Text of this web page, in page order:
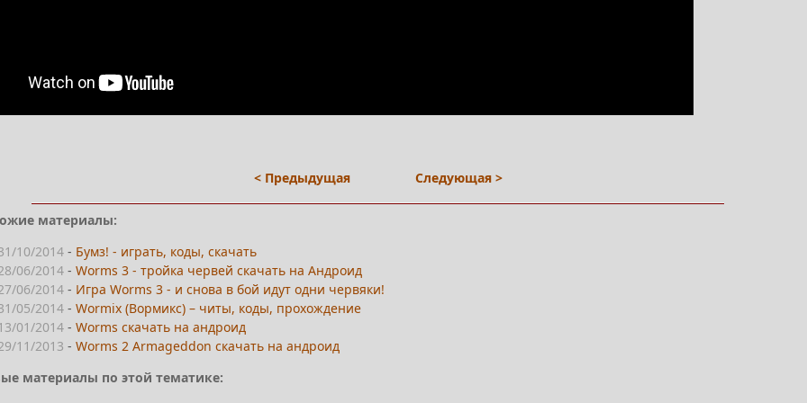
< Предыдущая Следующая >
материалы:
10/2014 - Бумз! - играть, коды, скачать
06/2014 -Worms 3 - тройка червей скачать на Андроид
06/2014 - Игра Worms 3 - и снова в бой идут одни червяки!
05/2014 -Wormix (Вормикс) – читы, коды, прохождение
01/2014 -Worms скачать на андроид
11/2013 -Worms 2 Armageddon скачать на андроид
материалы по этой тематике: